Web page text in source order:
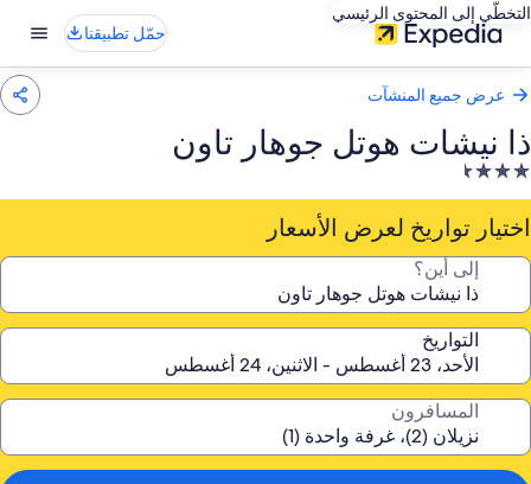
التخطّي إلى المحتوى الرئيسي
حمّل تطبيقنا
عرض جميع المنشآت
ذا نيشات هوتل جوهار تاون
منشأة
فندقية
مصنفة
3.5
اختيار تواريخ لعرض الأسعار
إلى أين؟
التواريخ
المسافرون